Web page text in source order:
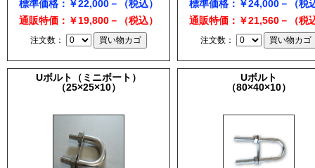
標準価格：￥22,000－（税込）
通販特価：￥19,800－（税込）
注文数：
標準価格：￥24,000－（税
通販特価：￥21,560－（税
注文数：
Uボルト（ミニボート）
（25×25×10）
Uボルト
（80×40×10）